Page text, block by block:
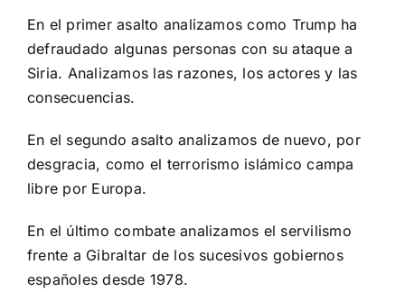
En el primer asalto analizamos como Trump ha
defraudado algunas personas con su ataque a
Siria. Analizamos las razones, los actores y las
consecuencias.
En el segundo asalto analizamos de nuevo, por
desgracia, como el terrorismo islámico campa
libre por Europa.
En el último combate analizamos el servilismo
frente a Gibraltar de los sucesivos gobiernos
españoles desde 1978.